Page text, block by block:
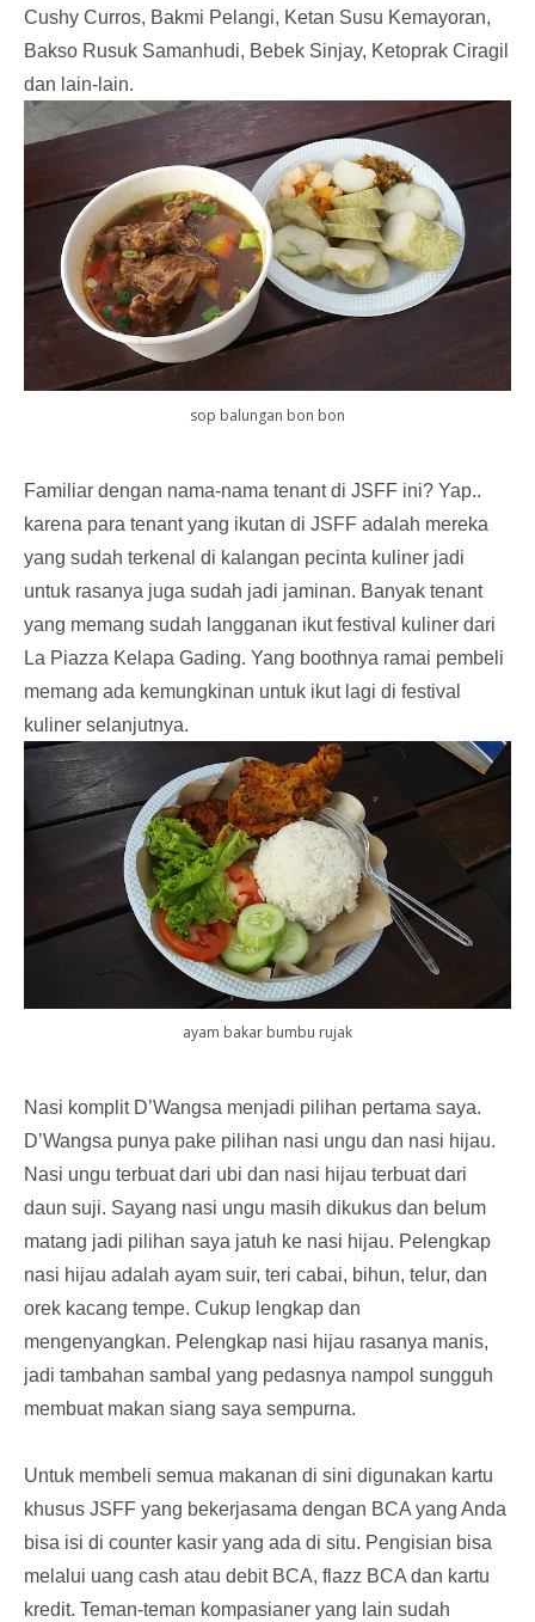
Cushy Curros, Bakmi Pelangi, Ketan Susu Kemayoran,
Bakso Rusuk Samanhudi, Bebek Sinjay, Ketoprak Ciragil
dan lain-lain.
sop balungan bon bon
Familiar dengan nama-nama tenant di JSFF ini? Yap..
karena para tenant yang ikutan di JSFF adalah mereka
yang sudah terkenal di kalangan pecinta kuliner jadi
untuk rasanya juga sudah jadi jaminan. Banyak tenant
yang memang sudah langganan ikut festival kuliner dari
La Piazza Kelapa Gading. Yang boothnya ramai pembeli
memang ada kemungkinan untuk ikut lagi di festival
kuliner selanjutnya.
ayam bakar bumbu rujak
Nasi komplit D’Wangsa menjadi pilihan pertama saya.
D’Wangsa punya pake pilihan nasi ungu dan nasi hijau.
Nasi ungu terbuat dari ubi dan nasi hijau terbuat dari
daun suji. Sayang nasi ungu masih dikukus dan belum
matang jadi pilihan saya jatuh ke nasi hijau. Pelengkap
nasi hijau adalah ayam suir, teri cabai, bihun, telur, dan
orek kacang tempe. Cukup lengkap dan
mengenyangkan. Pelengkap nasi hijau rasanya manis,
jadi tambahan sambal yang pedasnya nampol sungguh
membuat makan siang saya sempurna.
Untuk membeli semua makanan di sini digunakan kartu
khusus JSFF yang bekerjasama dengan BCA yang Anda
bisa isi di counter kasir yang ada di situ. Pengisian bisa
melalui uang cash atau debit BCA, flazz BCA dan kartu
kredit. Teman-teman kompasianer yang lain sudah